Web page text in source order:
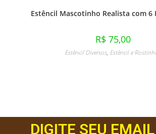
Estêncil Mascotinho Realista com 6
R$ 75,00
Estêncil Diversos, Estêncil e
DIGITE SEU EMAIL